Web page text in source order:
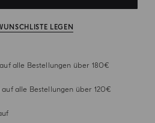
LEGEN
alle Bestellungen über 180€
alle Bestellungen über 120€